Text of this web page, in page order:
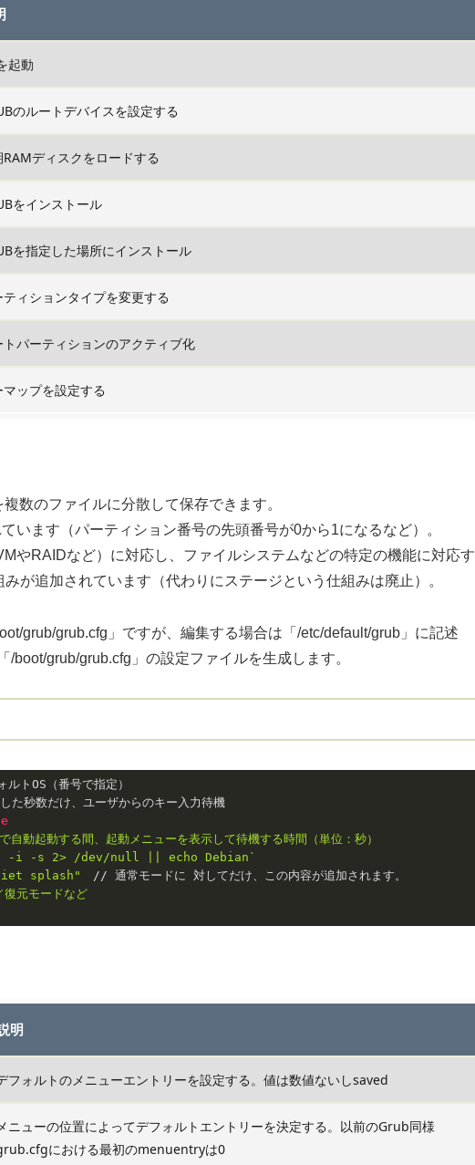
起動
のルートデバイスを設定する
RAMディスクをロードする
をインストール
を指定した場所にインストール
ティションタイプを変更する
トパーティションのアクティブ化
マップを設定する
数のファイルに分散して保存できます。
います（パーティション番号の先頭番号が0から1になるなど）。
やRAIDなど）に対応し、ファイルシステムなどの特定の機能に対応す
が追加されています（代わりにステージという仕組みは廃止）。
grub/grub.cfg」ですが、編集する場合は「/etc/default/grub」に記述
/boot/grub/grub.cfg」の設定ファイルを生成します。
動起動する間、起動メニューを表示して待機する時間（単位：秒）
-i -s 2> /dev/null || echo Debian`
splash"
元モードなど
明
フォルトのメニューエントリーを設定する。値は数値ないしsaved
ニューの位置によってデフォルトエントリーを決定する。以前のGrub同様
における最初のmenuentryは0